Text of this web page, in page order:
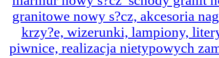
granitowe nowy s?cz, akcesoria
krzy?e, wizerunki, lampiony,
piwnice, realizacja nietypowych